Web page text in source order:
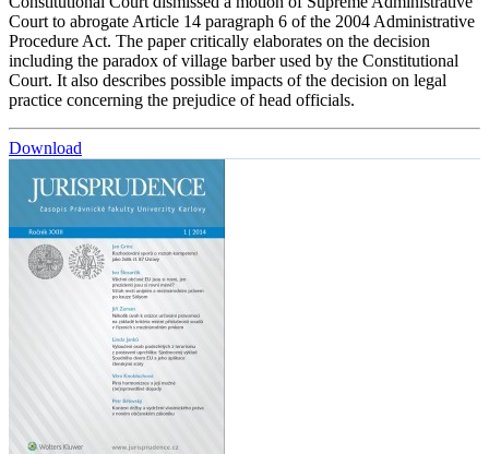
Court to abrogate Article 14 paragraph 6 of the 2004 Administrative
Procedure Act. The paper critically elaborates on the decision
including the paradox of village barber used by the Constitutional
Court. It also describes possible impacts of the decision on legal
practice concerning the prejudice of head officials.
Download